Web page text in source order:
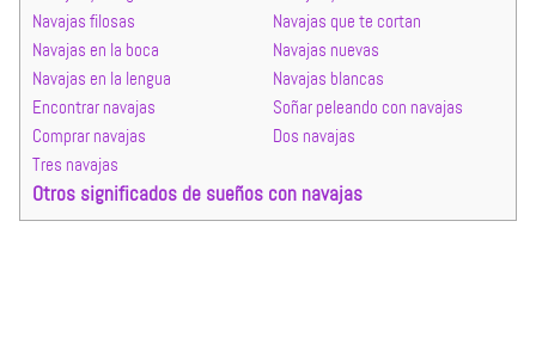
Navajas filosas
Navajas que te cortan
Navajas en la boca
Navajas nuevas
Navajas en la lengua
Navajas blancas
Encontrar navajas
Soñar peleando con navajas
Comprar navajas
Dos navajas
Tres navajas
Otros significados de sueños con navajas